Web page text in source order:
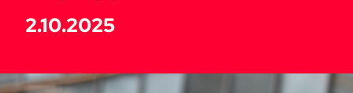
2.10.2025